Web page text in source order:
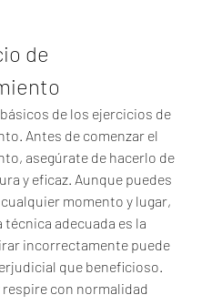
de
de los ejercicios de
Antes de comenzar el
asegúrate de hacerlo de
y eficaz. Aunque puedes
momento y lugar,
técnica adecuada es la
incorrectamente puede
que beneficioso.
respire con normalidad